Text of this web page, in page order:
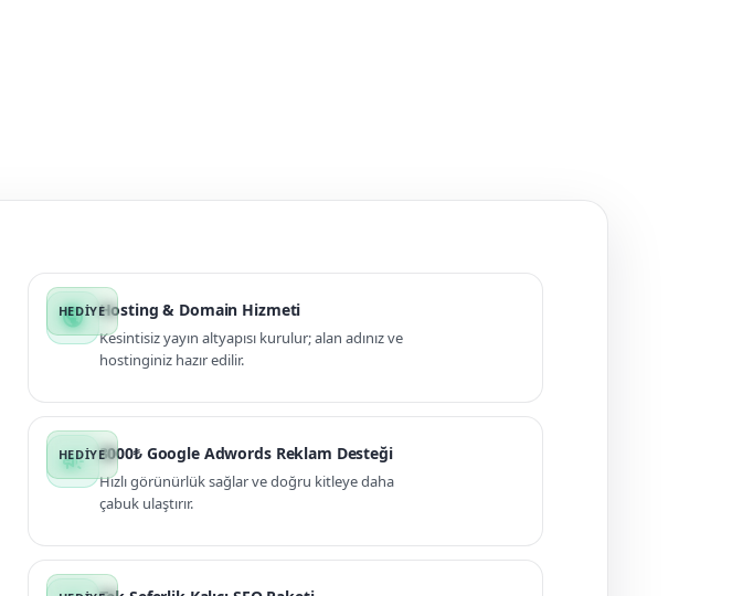
public Hosting & Domain Hizmeti
Kesintisiz yayın altyapısı kurulur; alan adınız ve
hostinginiz hazır edilir.
campaign 3000₺ Google Adwords Reklam Desteği
Hızlı görünürlük sağlar ve doğru kitleye daha
çabuk ulaştırır.